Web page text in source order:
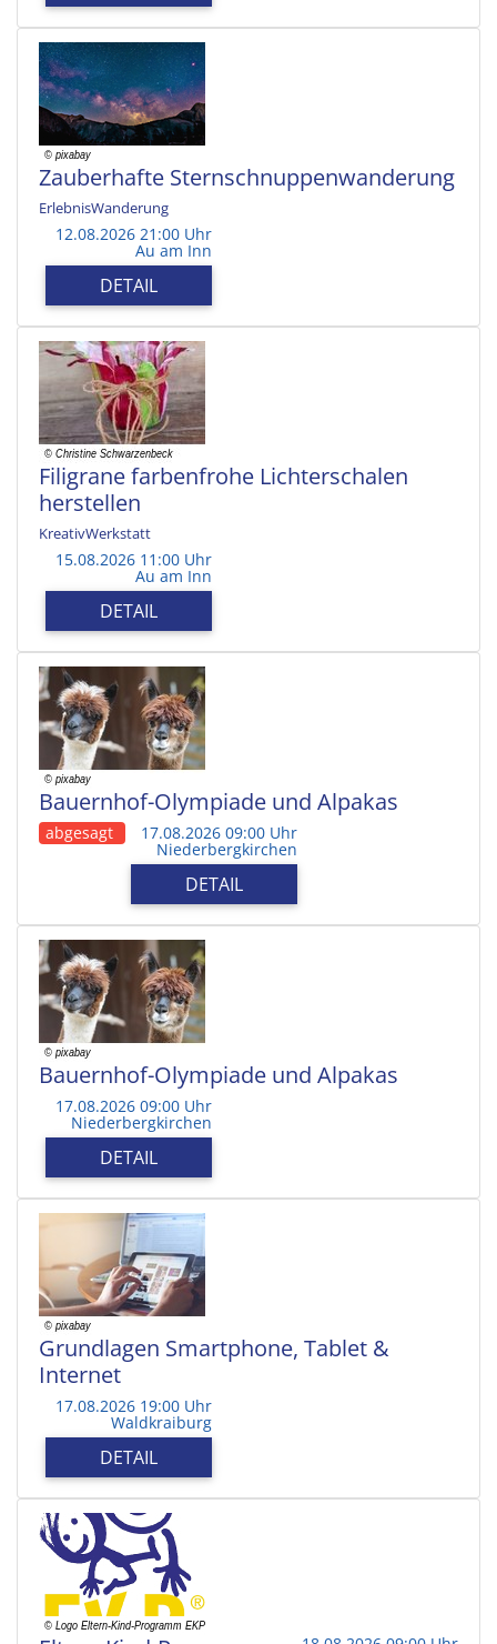
Zauberhafte Sternschnuppenwanderung
ErlebnisWanderung
12.08.2026 21:00 Uhr
Au am Inn
DETAIL
Filigrane farbenfrohe Lichterschalen
herstellen
KreativWerkstatt
15.08.2026 11:00 Uhr
Au am Inn
DETAIL
Bauernhof-Olympiade und Alpakas
abgesagt 17.08.2026 09:00 Uhr
Niederbergkirchen
DETAIL
Bauernhof-Olympiade und Alpakas
17.08.2026 09:00 Uhr
Niederbergkirchen
DETAIL
Grundlagen Smartphone, Tablet &
Internet
17.08.2026 19:00 Uhr
Waldkraiburg
DETAIL